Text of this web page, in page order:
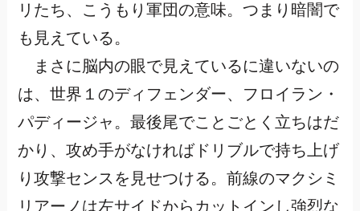
リたち、こうもり軍団の意味。つまり暗闇で
も見えている。
まさに脳内の眼で見えているに違いないの
は、世界１のディフェンダー、フロイラン・
パディージャ。最後尾でことごとく立ちはだ
かり、攻め手がなければドリブルで持ち上げ
り攻撃センスを見せつける。前線のマクシミ
リアーノは左サイドからカットインし強烈な